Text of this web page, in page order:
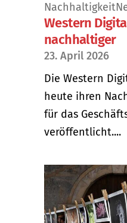
Nachhaltigkeit
Western
nachhaltiger
23. April 2026
Die Western
heute ihren
für das
veröffentlicht....